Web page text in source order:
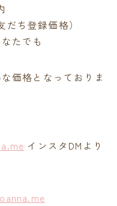
ち登録価格）
たでも
価格となっておりま
インスタDMより